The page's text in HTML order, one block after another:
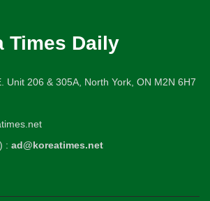
Times Daily
Unit 206 & 305A, North York, ON M2N 6H7
: ad@koreatimes.net